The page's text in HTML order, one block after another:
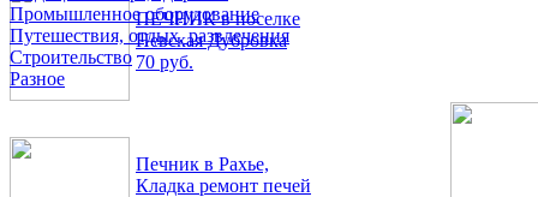
ПЕЧНИК в поселке
Невская Дубровка
70 руб.
Печник в Рахье,
Кладка ремонт печей
Промышленное оборудование
Путешествия, отдых, развлечения
Строительство
Разное